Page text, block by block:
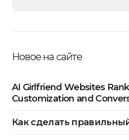
Новое на сайте
AI Girlfriend Websites
Customization and
Как сделать